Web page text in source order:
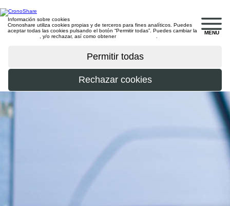
MENU
Información sobre cookies
Cronoshare utiliza cookies propias y de terceros para fines analíticos. Puedes
aceptar todas las cookies pulsando el botón “Permitir todas”. Puedes cambiar la
, y/o rechazar, así como obtener